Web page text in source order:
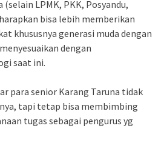
LPMK, PKK, Posyandu,
bisa lebih memberikan
khususnya generasi muda dengan
dengan
saat ini.
para senior Karang Taruna tidak
tapi tetap bisa membimbing
tugas sebagai pengurus yg